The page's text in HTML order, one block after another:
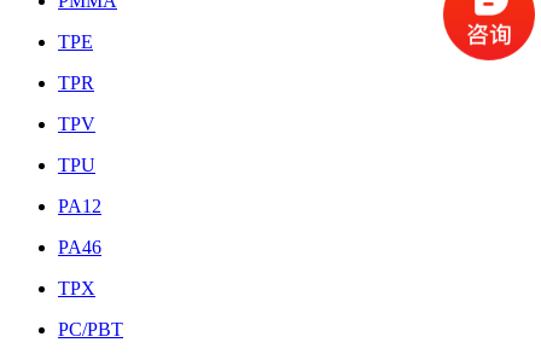
TPE
TPR
TPV
TPU
PA12
PA46
TPX
PC/PBT